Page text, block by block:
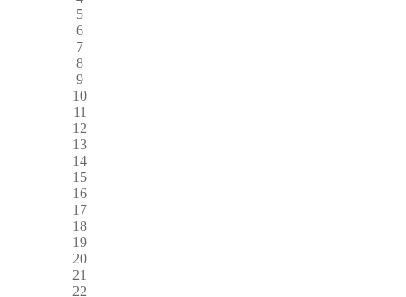
5
6
7
8
9
10
11
12
13
14
15
16
17
18
19
20
21
22